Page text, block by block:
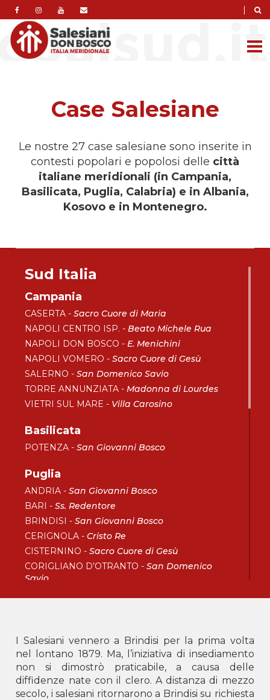
|
Case Salesiane
Le nostre 27 case salesiane sono inserite in
contesti popolari e popolosi delle città
italiane meridionali (in Campania,
Basilicata, Puglia, Calabria) e in Albania,
Kosovo e in Montenegro.
Sud Italia
Campania
CASERTA -Sacro Cuore di Maria
NAPOLI CENTRO ISP. -Beato Michele Rua
NAPOLI DON BOSCO -E. Menichini
NAPOLI VOMERO -Sacro Cuore di Gesù
SALERNO -San Domenico Savio
TORRE ANNUNZIATA -Madonna di Lourdes
VIETRI SUL MARE - Villa Carosino
Basilicata
POTENZA -San Giovanni Bosco
Puglia
ANDRIA -San Giovanni Bosco
BARI -Ss. Redentore
BRINDISI -San Giovanni Bosco
CERIGNOLA -Cristo Re
CISTERNINO -Sacro Cuore di Gesù
CORIGLIANO D’OTRANTO -San Domenico
Savio
TARANTO -San Giovanni Bosco
Calabria
BOVA MARINA -Don Bosco
CORIGLIANO ROSSANO -Maria Ausiliatrice
I Salesiani vennero a Brindisi per la prima volta
nel lontano 1879. Ma, l’iniziativa di insediamento
non si dimostrò praticabile, a causa delle
diffidenze nate con il clero. A distanza di mezzo
secolo, i salesiani ritornarono a Brindisi su richiesta